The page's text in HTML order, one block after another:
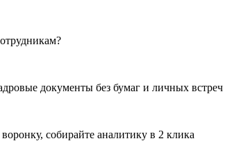
документы без бумаг и личных встреч
собирайте аналитику в 2 клика